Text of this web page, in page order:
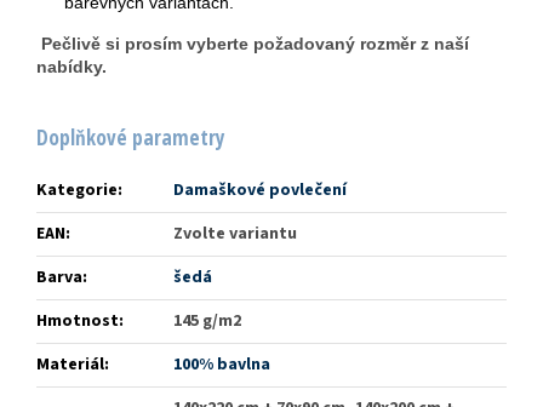
Pečlivě si prosím vyberte požadovaný rozměr z naší
nabídky.
Doplňkové parametry
Kategorie:
Damaškové povlečení
EAN:
Zvolte variantu
Barva:
šedá
Hmotnost:
145 g/m2
Materiál: 100% bavlna